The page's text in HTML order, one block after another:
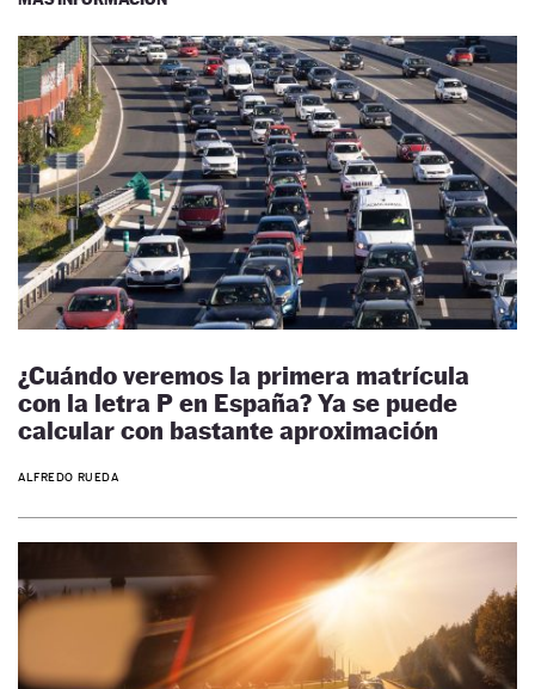
¿Cuándo veremos la primera matrícula
con la letra P en España? Ya se puede
calcular con bastante aproximación
ALFREDO RUEDA